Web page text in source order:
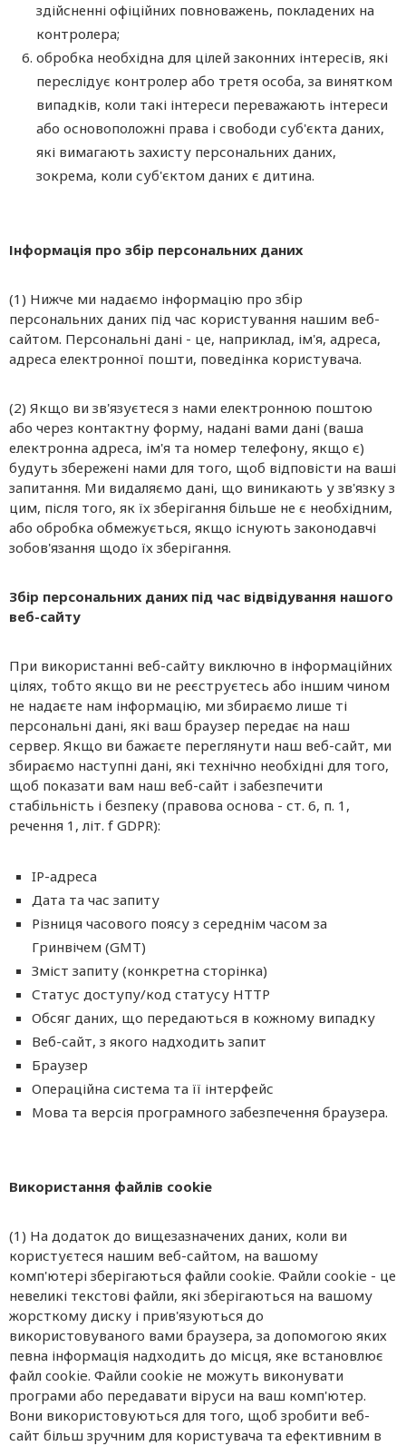
здійсненні офіційних повноважень, покладених на
контролера;
обробка необхідна для цілей законних інтересів, які
переслідує контролер або третя особа, за винятком
випадків, коли такі інтереси переважають інтереси
або основоположні права і свободи суб'єкта даних,
які вимагають захисту персональних даних,
зокрема, коли суб'єктом даних є дитина.
Інформація про збір персональних даних
(1) Нижче ми надаємо інформацію про збір
персональних даних під час користування нашим веб-
сайтом. Персональні дані - це, наприклад, ім'я, адреса,
адреса електронної пошти, поведінка користувача.
(2) Якщо ви зв'язуєтеся з нами електронною поштою
або через контактну форму, надані вами дані (ваша
електронна адреса, ім'я та номер телефону, якщо є)
будуть збережені нами для того, щоб відповісти на ваші
запитання. Ми видаляємо дані, що виникають у зв'язку з
цим, після того, як їх зберігання більше не є необхідним,
або обробка обмежується, якщо існують законодавчі
зобов'язання щодо їх зберігання.
Збір персональних даних під час відвідування нашого
веб-сайту
При використанні веб-сайту виключно в інформаційних
цілях, тобто якщо ви не реєструєтесь або іншим чином
не надаєте нам інформацію, ми збираємо лише ті
персональні дані, які ваш браузер передає на наш
сервер. Якщо ви бажаєте переглянути наш веб-сайт, ми
збираємо наступні дані, які технічно необхідні для того,
щоб показати вам наш веб-сайт і забезпечити
стабільність і безпеку (правова основа - ст. 6, п. 1,
речення 1, літ. f GDPR):
IP-адреса
Дата та час запиту
Різниця часового поясу з середнім часом за
Гринвічем (GMT)
Зміст запиту (конкретна сторінка)
Статус доступу/код статусу HTTP
Обсяг даних, що передаються в кожному випадку
Веб-сайт, з якого надходить запит
Браузер
Операційна система та її інтерфейс
Мова та версія програмного забезпечення браузера.
Використання файлів cookie
(1) На додаток до вищезазначених даних, коли ви
користуєтеся нашим веб-сайтом, на вашому
комп'ютері зберігаються файли cookie. Файли cookie - це
невеликі текстові файли, які зберігаються на вашому
жорсткому диску і прив'язуються до
використовуваного вами браузера, за допомогою яких
певна інформація надходить до місця, яке встановлює
файл cookie. Файли cookie не можуть виконувати
програми або передавати віруси на ваш комп'ютер.
Вони використовуються для того, щоб зробити веб-
сайт більш зручним для користувача та ефективним в